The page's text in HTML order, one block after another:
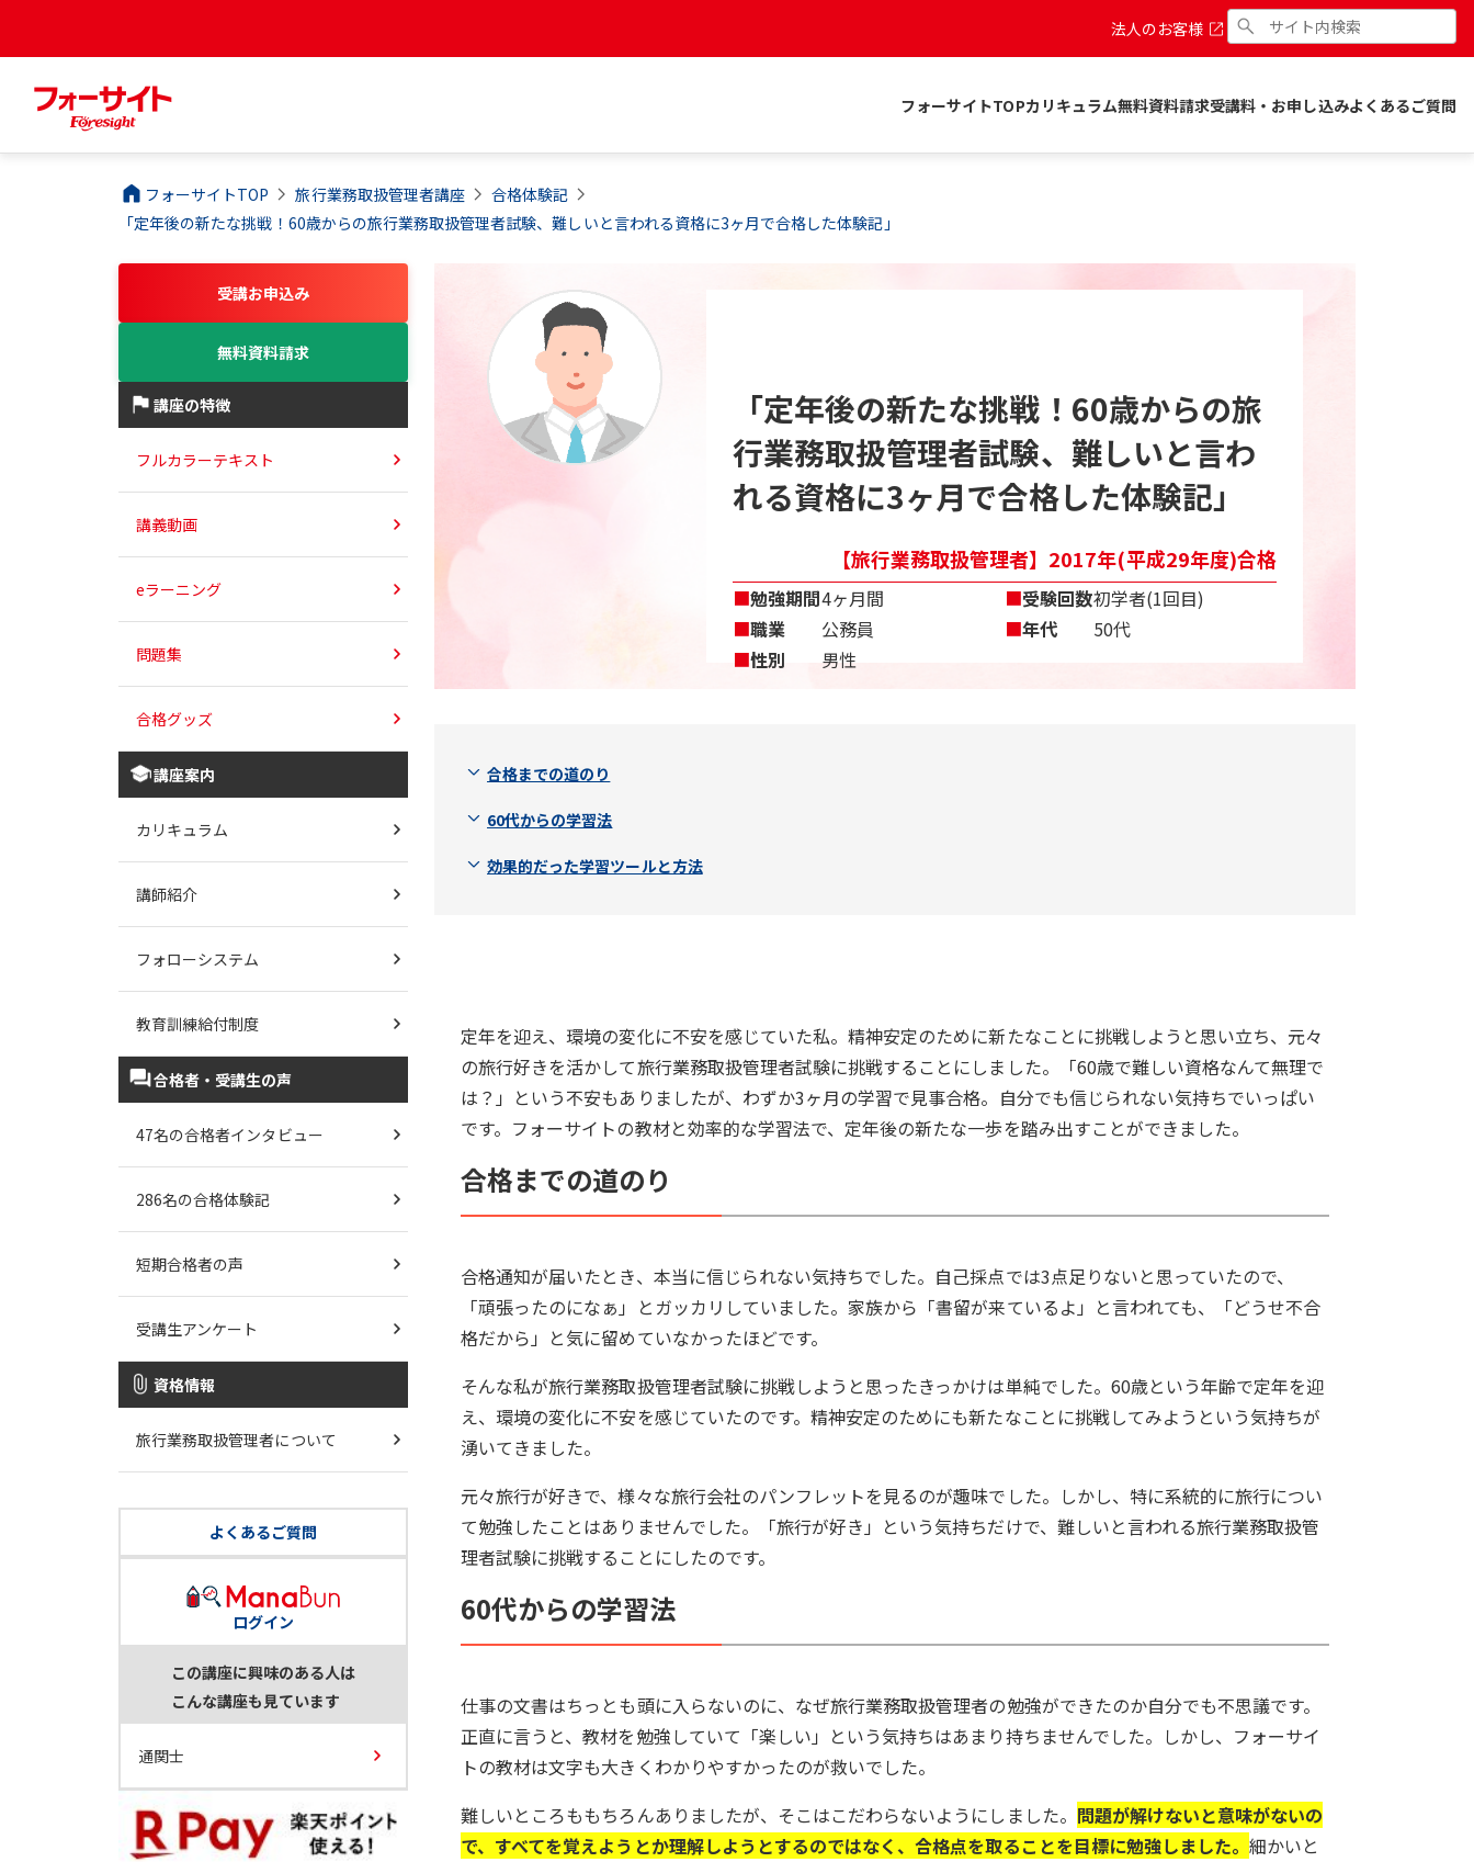
法人のお客様
フォーサイトTOPカリキュラム無料資料請求受講料・お申し込みよくあるご質問
フォーサイトTOP 旅行業務取扱管理者講座
合格体験記
「定年後の新たな挑戦！60歳からの旅行業務取扱管理者試験、難しいと言われる資格に3ヶ月で合格した体験記」
「定年後の新たな挑戦！60歳からの旅
行業務取扱管理者試験、難しいと言わ
れる資格に3ヶ月で合格した体験記」
【旅行業務取扱管理者】2017年(平成29年度)合格
■勉強期間4ヶ月間
■職業
公務員
■性別 男性
■受験回数初学者(1回目)
■年代 50代
合格までの道のり
60代からの学習法
効果的だった学習ツールと方法
定年を迎え、環境の変化に不安を感じていた私。精神安定のために新たなことに挑戦しようと思い立ち、元々
の旅行好きを活かして旅行業務取扱管理者試験に挑戦することにしました。「60歳で難しい資格なんて無理で
は？」という不安もありましたが、わずか3ヶ月の学習で見事合格。自分でも信じられない気持ちでいっぱい
です。フォーサイトの教材と効率的な学習法で、定年後の新たな一歩を踏み出すことができました。
合格までの道のり
合格通知が届いたとき、本当に信じられない気持ちでした。自己採点では3点足りないと思っていたので、
「頑張ったのになぁ」とガッカリしていました。家族から「書留が来ているよ」と言われても、「どうせ不合
格だから」と気に留めていなかったほどです。
そんな私が旅行業務取扱管理者試験に挑戦しようと思ったきっかけは単純でした。60歳という年齢で定年を迎
え、環境の変化に不安を感じていたのです。精神安定のためにも新たなことに挑戦してみようという気持ちが
湧いてきました。
元々旅行が好きで、様々な旅行会社のパンフレットを見るのが趣味でした。しかし、特に系統的に旅行につい
て勉強したことはありませんでした。「旅行が好き」という気持ちだけで、難しいと言われる旅行業務取扱管
理者試験に挑戦することにしたのです。
60代からの学習法
仕事の文書はちっとも頭に入らないのに、なぜ旅行業務取扱管理者の勉強ができたのか自分でも不思議です。
正直に言うと、教材を勉強していて「楽しい」という気持ちはあまり持ちませんでした。しかし、フォーサイ
トの教材は文字も大きくわかりやすかったのが救いでした。
難しいところももちろんありましたが、そこはこだわらないようにしました。 問題が解けないと意味がないの
で、すべてを覚えようとか理解しようとするのではなく、合格点を取ることを目標に勉強しました。細かいと
受講お申込み
無料資料請求
講座の特徴
フルカラーテキスト
講義動画
eラーニング
問題集
合格グッズ
講座案内
カリキュラム
講師紹介
フォローシステム
教育訓練給付制度
合格者・受講生の声
47名の合格者インタビュー
286名の合格体験記
短期合格者の声
受講生アンケート
資格情報
旅行業務取扱管理者について
よくあるご質問
ログイン
この講座に興味のある人は
こんな講座も見ています
通関士